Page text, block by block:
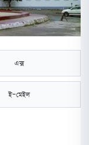
এক্স
ই-মেইল